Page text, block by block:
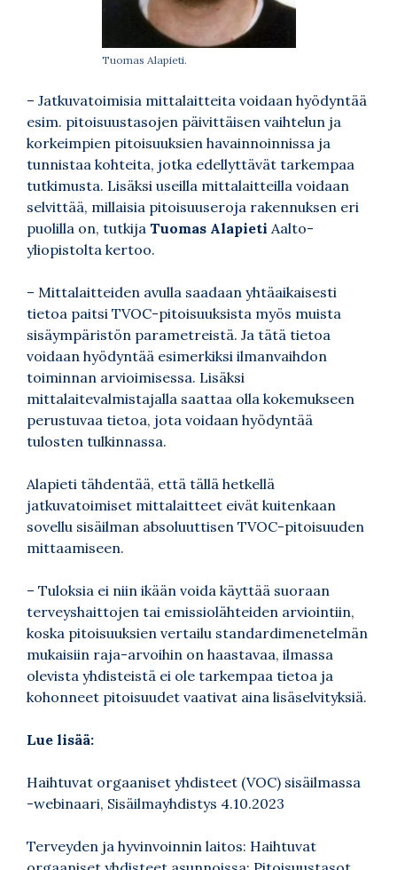
Tuomas Alapieti.
– Jatkuvatoimisia mittalaitteita voidaan hyödyntää
esim. pitoisuustasojen päivittäisen vaihtelun ja
korkeimpien pitoisuuksien havainnoinnissa ja
tunnistaa kohteita, jotka edellyttävät tarkempaa
tutkimusta. Lisäksi useilla mittalaitteilla voidaan
selvittää, millaisia pitoisuuseroja rakennuksen eri
puolilla on, tutkija Tuomas Alapieti Aalto-
yliopistolta kertoo.
– Mittalaitteiden avulla saadaan yhtäaikaisesti
tietoa paitsi TVOC-pitoisuuksista myös muista
sisäympäristön parametreistä. Ja tätä tietoa
voidaan hyödyntää esimerkiksi ilmanvaihdon
toiminnan arvioimisessa. Lisäksi
mittalaitevalmistajalla saattaa olla kokemukseen
perustuvaa tietoa, jota voidaan hyödyntää
tulosten tulkinnassa.
Alapieti tähdentää, että tällä hetkellä
jatkuvatoimiset mittalaitteet eivät kuitenkaan
sovellu sisäilman absoluuttisen TVOC-pitoisuuden
mittaamiseen.
– Tuloksia ei niin ikään voida käyttää suoraan
terveyshaittojen tai emissiolähteiden arviointiin,
koska pitoisuuksien vertailu standardimenetelmän
mukaisiin raja-arvoihin on haastavaa, ilmassa
olevista yhdisteistä ei ole tarkempaa tietoa ja
kohonneet pitoisuudet vaativat aina lisäselvityksiä.
Lue lisää:
Haihtuvat orgaaniset yhdisteet (VOC) sisäilmassa
-webinaari, Sisäilmayhdistys 4.10.2023
Terveyden ja hyvinvoinnin laitos: Haihtuvat